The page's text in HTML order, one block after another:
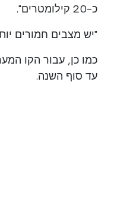
כ-20 קילומטרים".
"יש מצבים חמורים
כמו כן, עבור הקו
עד סוף השנה.